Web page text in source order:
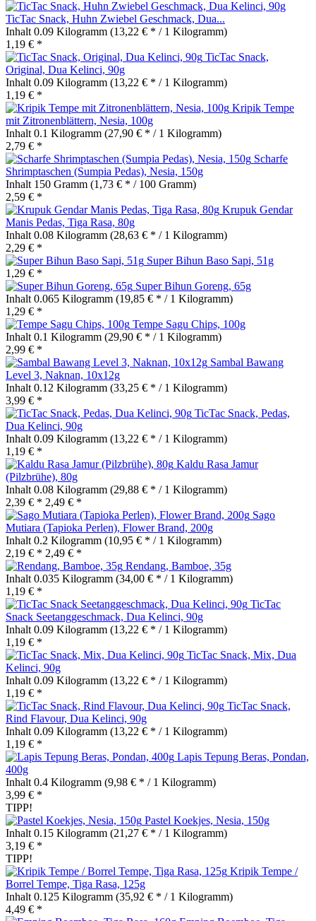
TicTac Snack, Huhn Zwiebel Geschmack, Dua...
Inhalt 0.09 Kilogramm (13,22 € * / 1 Kilogramm)
1,19 € *
TicTac Snack,
Original, Dua Kelinci, 90g
Inhalt 0.09 Kilogramm (13,22 € * / 1 Kilogramm)
1,19 € *
Kripik Tempe
mit Zitronenblättern, Nesia, 100g
Inhalt 0.1 Kilogramm (27,90 € * / 1 Kilogramm)
2,79 € *
Scharfe
Shrimptaschen (Sumpia Pedas), Nesia, 150g
Inhalt 150 Gramm (1,73 € * / 100 Gramm)
2,59 € *
Krupuk Gendar
Manis Pedas, Tiga Rasa, 80g
Inhalt 0.08 Kilogramm (28,63 € * / 1 Kilogramm)
2,29 € *
Super Bihun Baso Sapi, 51g
1,29 € *
Super Bihun Goreng, 65g
Inhalt 0.065 Kilogramm (19,85 € * / 1 Kilogramm)
1,29 € *
Tempe Sagu Chips, 100g
Inhalt 0.1 Kilogramm (29,90 € * / 1 Kilogramm)
2,99 € *
Sambal Bawang
Level 3, Naknan, 10x12g
Inhalt 0.12 Kilogramm (33,25 € * / 1 Kilogramm)
3,99 € *
TicTac Snack, Pedas,
Dua Kelinci, 90g
Inhalt 0.09 Kilogramm (13,22 € * / 1 Kilogramm)
1,19 € *
Kaldu Rasa Jamur
(Pilzbrühe), 80g
Inhalt 0.08 Kilogramm (29,88 € * / 1 Kilogramm)
2,39 € * 2,49 € *
Sago
Mutiara (Tapioka Perlen), Flower Brand, 200g
Inhalt 0.2 Kilogramm (10,95 € * / 1 Kilogramm)
2,19 € * 2,49 € *
Rendang, Bamboe, 35g
Inhalt 0.035 Kilogramm (34,00 € * / 1 Kilogramm)
1,19 € *
TicTac
Snack Seetanggeschmack, Dua Kelinci, 90g
Inhalt 0.09 Kilogramm (13,22 € * / 1 Kilogramm)
1,19 € *
TicTac Snack, Mix, Dua
Kelinci, 90g
Inhalt 0.09 Kilogramm (13,22 € * / 1 Kilogramm)
1,19 € *
TicTac Snack,
Rind Flavour, Dua Kelinci, 90g
Inhalt 0.09 Kilogramm (13,22 € * / 1 Kilogramm)
1,19 € *
Lapis Tepung Beras, Pondan,
400g
Inhalt 0.4 Kilogramm (9,98 € * / 1 Kilogramm)
3,99 € *
TIPP!
Pastel Koekjes, Nesia, 150g
Inhalt 0.15 Kilogramm (21,27 € * / 1 Kilogramm)
3,19 € *
TIPP!
Kripik Tempe /
Borrel Tempe, Tiga Rasa, 125g
Inhalt 0.125 Kilogramm (35,92 € * / 1 Kilogramm)
4,49 € *